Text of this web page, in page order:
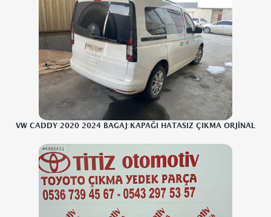
VW CADDY 2020 2024 BAGAJ KAPAĞI HATASIZ ÇIKMA ORJİNAL